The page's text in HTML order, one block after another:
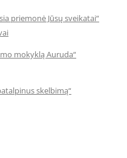
priemonė Jūsų sveikatai“
mokyklą Auruda“
skelbimą“